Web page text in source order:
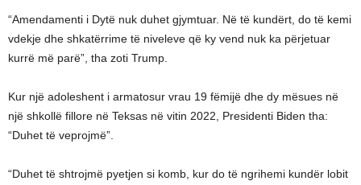
“Amendamenti i Dytë nuk duhet gjymtuar. Në të kundërt, do të kemi
vdekje dhe shkatërrime të niveleve që ky vend nuk ka përjetuar
kurrë më parë”, tha zoti Trump.
Kur një adoleshent i armatosur vrau 19 fëmijë dhe dy mësues në
një shkollë fillore në Teksas në vitin 2022, Presidenti Biden tha:
“Duhet të veprojmë”.
“Duhet të shtrojmë pyetjen si komb, kur do të ngrihemi kundër lobit